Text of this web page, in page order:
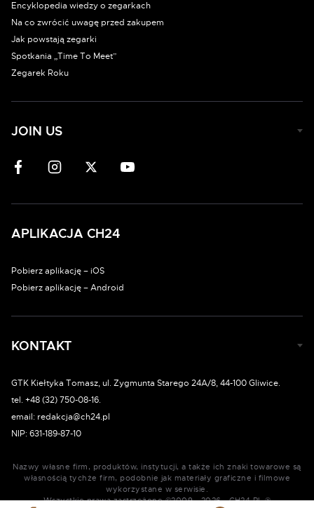
Encyklopedia wiedzy o zegarkach
Na co zwrócić uwagę przed zakupem
Jak powstają zegarki
Spotkania „Time To Meet”
Zegarek Roku
JOIN US
APLIKACJA CH24
Pobierz aplikację – iOS
Pobierz aplikację – Android
KONTAKT
GTK Kiełtyka Tomasz, ul. Zygmunta Starego 24A/8, 44-100 Gliwice.
tel. +48 (32) 750-08-16.
email: redakcja@ch24.pl
NIP: 631-189-87-10
Nazwy własne firm, produktów, instytucji, a także ich znaki towarowe są
własnością tychże firm, podobnie jak materiały graficzne i filmowe
wykorzystane w serwisie.
Wszystkie prawa zastrzeżone ©2009 - 2026 - CH24.PL ®